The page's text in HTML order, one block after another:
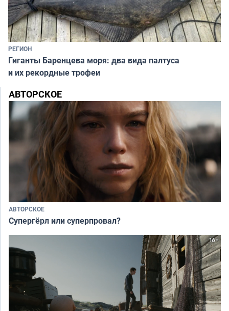
РЕГИОН
Гиганты Баренцева моря: два вида палтуса
и их рекордные трофеи
АВТОРСКОЕ
АВТОРСКОЕ
Супергёрл или суперпровал?